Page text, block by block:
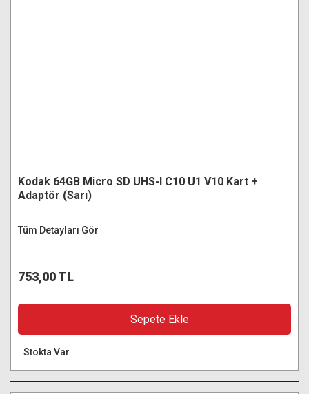
Kodak 64GB Micro SD UHS-I C10 U1 V10 Kart +
Adaptör (Sarı)
Tüm Detayları Gör
753,00 TL
Sepete Ekle
Stokta Var